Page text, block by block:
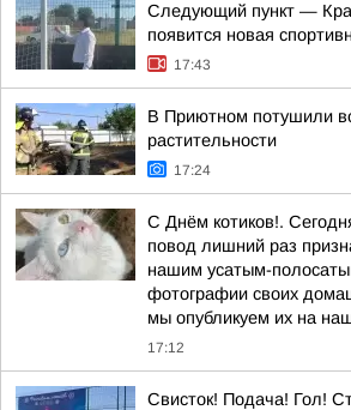
Следующий пункт —
появится новая
17:43
В Приютном потушили
растительности
17:24
С Днём котиков!.
повод лишний раз
нашим усатым-
фотографии своих
мы опубликуем их на
17:12
Свисток! Подача! Гол!